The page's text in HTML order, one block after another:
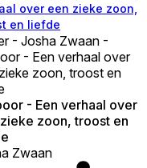
over een zieke zoon,
en liefde
- Josha Zwaan -
- Een verhaal over
zoon, troost en
- Een verhaal over
zoon, troost en
Zwaan